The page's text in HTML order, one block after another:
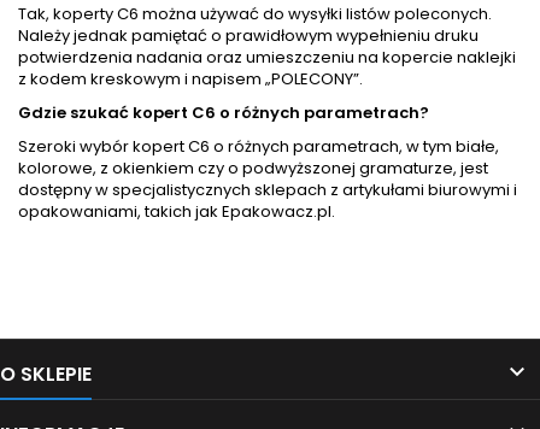
Tak, koperty C6 można używać do wysyłki listów poleconych.
Należy jednak pamiętać o prawidłowym wypełnieniu druku
potwierdzenia nadania oraz umieszczeniu na kopercie naklejki
z kodem kreskowym i napisem „POLECONY”.
Gdzie szukać kopert C6 o różnych parametrach?
Szeroki wybór kopert C6 o różnych parametrach, w tym białe,
kolorowe, z okienkiem czy o podwyższonej gramaturze, jest
dostępny w specjalistycznych sklepach z artykułami biurowymi i
opakowaniami, takich jak Epakowacz.pl.
O SKLEPIE 